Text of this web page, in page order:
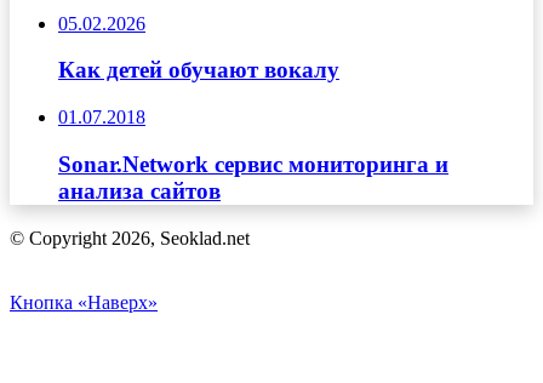
05.02.2026
Как детей обучают вокалу
01.07.2018
Sonar.Network сервис мониторинга и
анализа сайтов
© Copyright 2026, Seoklad.net
Кнопка «Наверх»